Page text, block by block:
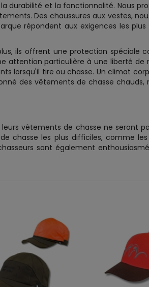
durabilité et la fonctionnalité. Nous
Des chaussures aux vestes,
répondent aux exigences les plus
ils offrent une protection spéciale
attention particulière à une liberté de
lorsqu'il tire ou chasse. Un climat
des vêtements de chasse chauds,
vêtements de chasse ne seront
chasse les plus difficiles, comme
sont également